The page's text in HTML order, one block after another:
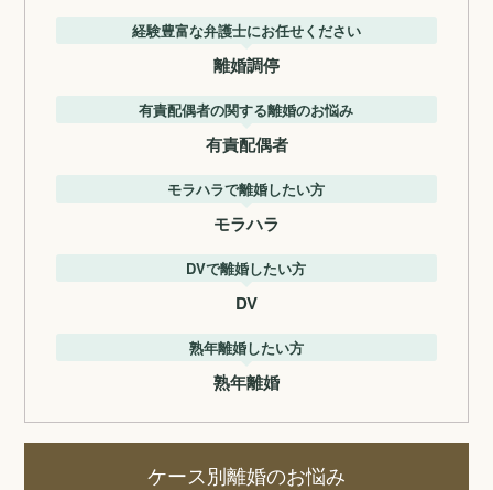
経験豊富な弁護士にお任せください
離婚調停
有責配偶者の関する離婚のお悩み
有責配偶者
モラハラで離婚したい方
モラハラ
DVで離婚したい方
DV
熟年離婚したい方
熟年離婚
ケース別離婚のお悩み